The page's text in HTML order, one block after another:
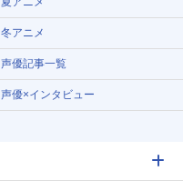
冬アニメ
声優記事一覧
声優×インタビュー